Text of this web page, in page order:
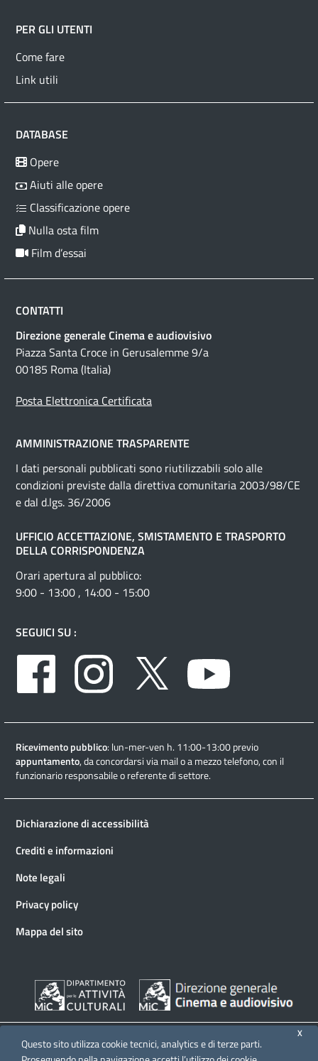
PER GLI UTENTI
Come fare
Link utili
DATABASE
Opere
Aiuti alle opere
Classificazione opere
Nulla osta film
Film d’essai
CONTATTI
Direzione generale Cinema e audiovisivo
Piazza Santa Croce in Gerusalemme 9/a
00185 Roma (Italia)
Posta Elettronica Certificata
AMMINISTRAZIONE TRASPARENTE
I dati personali pubblicati sono riutilizzabili solo alle
condizioni previste dalla direttiva comunitaria 2003/98/CE
e dal d.lgs. 36/2006
UFFICIO ACCETTAZIONE, SMISTAMENTO E TRASPORTO
DELLA CORRISPONDENZA
Orari apertura al pubblico:
9:00 - 13:00 , 14:00 - 15:00
SEGUICI SU :
Facebook
Instagram Twitter
Ricevimento pubblico: lun-mer-ven h. 11:00-13:00 previo
appuntamento, da concordarsi via mail o a mezzo telefono, con il
funzionario responsabile o referente di settore.
Dichiarazione di accessibilità
Crediti e informazioni
Note legali
Privacy policy
Mappa del sito
X
Questo sito utilizza cookie tecnici, analytics e di terze parti.